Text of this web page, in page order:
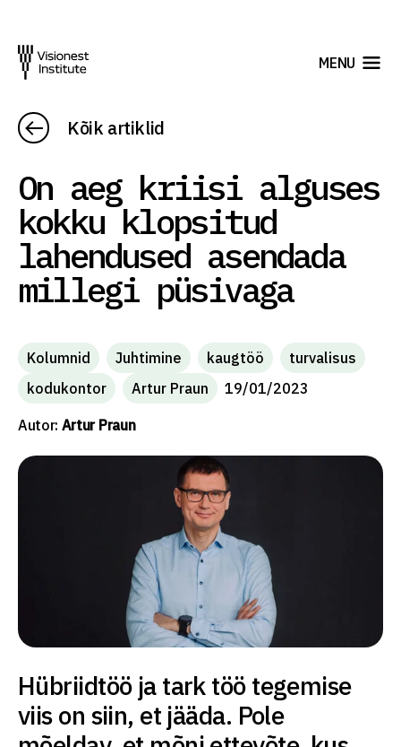
MENU
Kõik artiklid
On aeg kriisi alguses
kokku klopsitud
lahendused asendada
millegi püsivaga
Kolumnid Juhtimine kaugtöö
turvalisus
kodukontor
Artur Praun 19/01/2023
Autor: Artur Praun
Hübriidtöö ja tark töö tegemise
viis on siin, et jääda. Pole